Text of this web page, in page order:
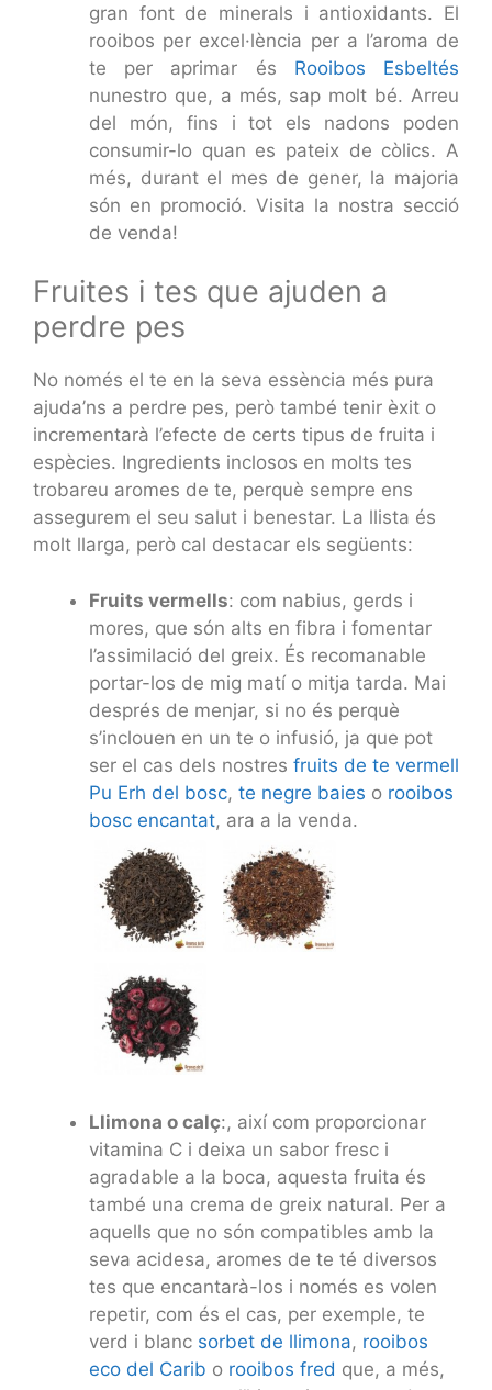
gran font de minerals i antioxidants. El
rooibos per excel·lència per a l’aroma de
te per aprimar és Rooibos Esbeltés
nunestro que, a més, sap molt bé. Arreu
del món, fins i tot els nadons poden
consumir-lo quan es pateix de còlics. A
més, durant el mes de gener, la majoria
són en promoció. Visita la nostra secció
de venda!
Fruites i tes que ajuden a
perdre pes
No només el te en la seva essència més pura
ajuda’ns a perdre pes, però també tenir èxit o
incrementarà l’efecte de certs tipus de fruita i
espècies. Ingredients inclosos en molts tes
trobareu aromes de te, perquè sempre ens
assegurem el seu salut i benestar. La llista és
molt llarga, però cal destacar els següents:
Fruits vermells: com nabius, gerds i
mores, que són alts en fibra i fomentar
l’assimilació del greix. És recomanable
portar-los de mig matí o mitja tarda. Mai
després de menjar, si no és perquè
s’inclouen en un te o infusió, ja que pot
ser el cas dels nostres fruits de te vermell
Pu Erh del bosc, te negre baies o rooibos
bosc encantat, ara a la venda.
Llimona o calç:, així com proporcionar
vitamina C i deixa un sabor fresc i
agradable a la boca, aquesta fruita és
també una crema de greix natural. Per a
aquells que no són compatibles amb la
seva acidesa, aromes de te té diversos
tes que encantarà-los i només es volen
repetir, com és el cas, per exemple, te
verd i blanc sorbet de llimona, rooibos
eco del Carib o rooibos fred que, a més,